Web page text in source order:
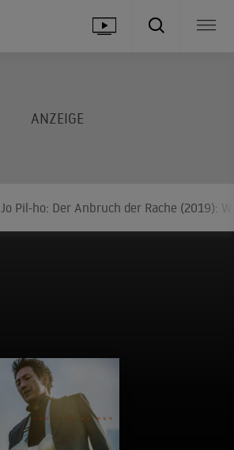
Jo Pil-ho: Der Anbruch der Rache (2019):